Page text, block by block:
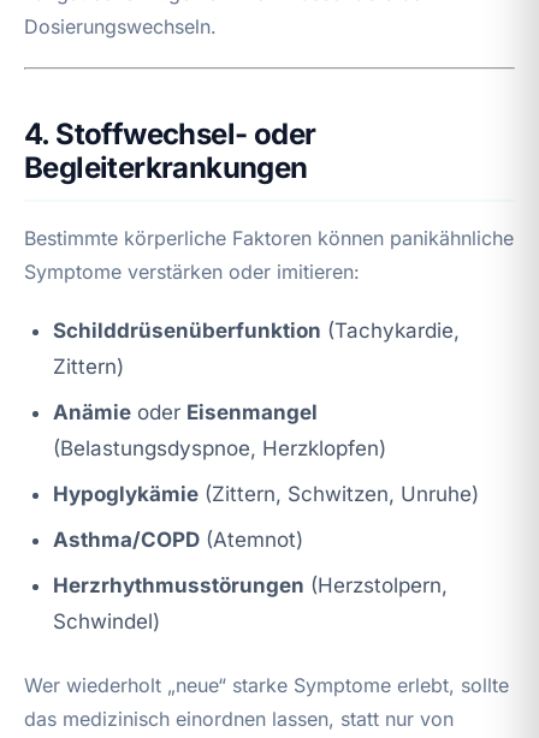
Dosierungswechseln.
4. Stoffwechsel- oder
Begleiterkrankungen
Bestimmte körperliche Faktoren können panikähnliche
Symptome verstärken oder imitieren:
Schilddrüsenüberfunktion (Tachykardie,
Zittern)
Anämie oder Eisenmangel
(Belastungsdyspnoe, Herzklopfen)
Hypoglykämie (Zittern, Schwitzen, Unruhe)
Asthma/COPD (Atemnot)
Herzrhythmusstörungen (Herzstolpern,
Schwindel)
Wer wiederholt „neue“ starke Symptome erlebt, sollte
das medizinisch einordnen lassen, statt nur von